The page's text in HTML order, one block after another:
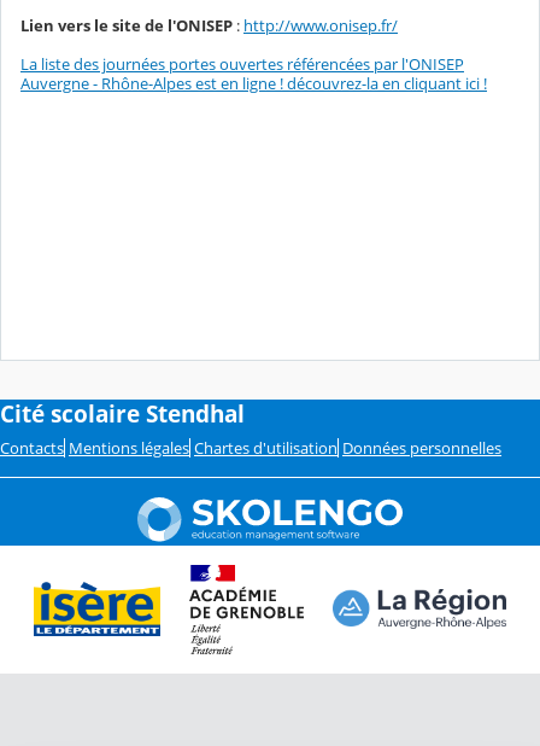
Lien vers le site de l'ONISEP : http://www.onisep.fr/
La liste des journées portes ouvertes référencées par l'ONISEP
Auvergne - Rhône-Alpes est en ligne ! découvrez-la en cliquant ici !
Cité scolaire Stendhal
Contacts Mentions légales Chartes d'utilisation Données personnelles